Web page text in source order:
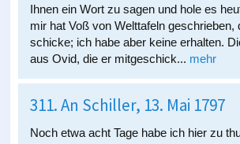
Ihnen ein Wort zu sagen und hole es
mir hat Voß von Welttafeln geschrieben,
schicke; ich habe aber keine erhalten.
aus Ovid, die er mitgeschick... mehr
311. An Schiller, 13. Mai 1797
Noch etwa acht Tage habe ich hier zu